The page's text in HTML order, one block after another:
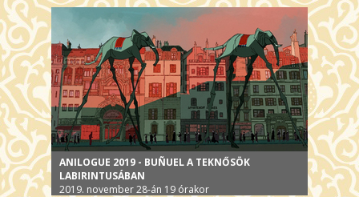
ANILOGUE 2019 - BUÑUEL A TEKNŐSÖK
LABIRINTUSÁBAN
2019. november 28-án 19 órakor